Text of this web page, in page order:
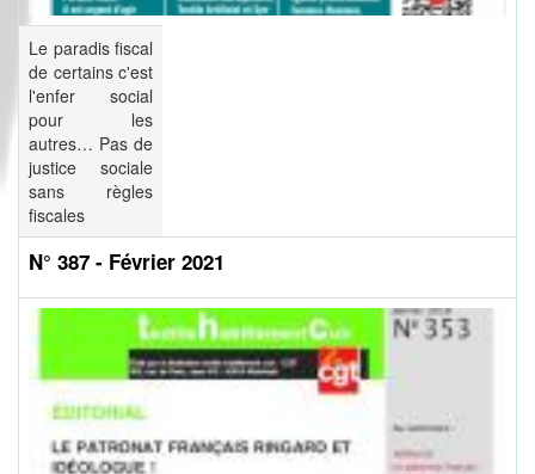
Le paradis fiscal
de certains c'est
l'enfer social
pour les
autres… Pas de
justice sociale
sans règles
fiscales
N° 387 - Février 2021